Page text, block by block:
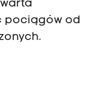
pociągów od